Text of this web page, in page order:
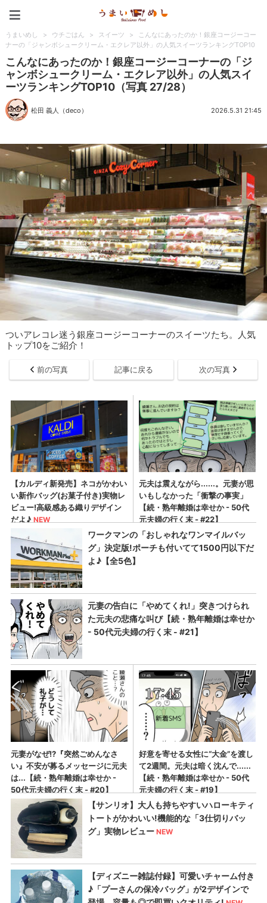
うまいめし > ウチごはん > スイーツ >
こんなにあったのか！銀座コージーコー
ナーの「ジャンボシュークリーム・エクレア以外」の人気スイーツランキングTOP10
こんなにあったのか！銀座コージーコーナーの「ジ
ャンボシュークリーム・エクレア以外」の人気スイ
ーツランキングTOP10（写真 27/28）
松田 義人（deco） 2026.5.31 21:45
ついアレコレ迷う銀座コージーコーナーのスイーツたち。人気
トップ10をご紹介！
前の写真 記事に戻る 次の写真